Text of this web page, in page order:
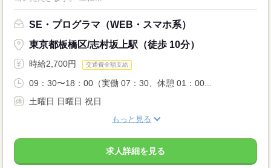
SE・プログラマ（WEB・スマホ系）
東京都板橋区/志村坂上駅（徒歩 10分）
時給2,700円 交通費全額支給
09：30〜18：00（実働 07：30、休憩 01：00...
土曜日 日曜日 祝日
もっと見る
求人詳細を見る